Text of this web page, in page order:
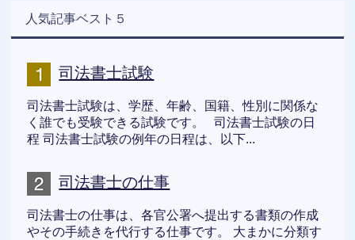
人気記事ベスト５
司法書士試験
司法書士試験は、学歴、年齢、国籍、性別に関係な
く誰でも受験できる試験です。 司法書士試験の日
程 司法書士試験の例年の日程は、以下...
司法書士の仕事
司法書士の仕事は、各官公署へ提出する書類の作成
やその手続きを代行する仕事です。 大まかに分類す